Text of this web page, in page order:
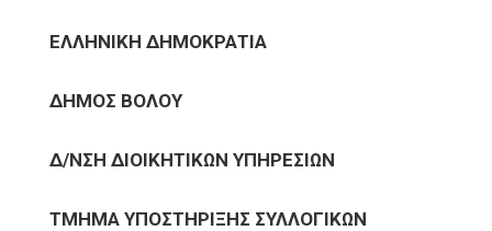
ΕΛΛΗΝΙΚΗ ΔΗΜΟΚΡΑΤΙΑ
ΔΗΜΟΣ ΒΟΛΟΥ
Δ/ΝΣΗ ΔΙΟΙΚΗΤΙΚΩΝ ΥΠΗΡΕΣΙΩΝ
ΤΜΗΜΑ ΥΠΟΣΤΗΡΙΞΗΣ ΣΥΛΛΟΓΙΚΩΝ